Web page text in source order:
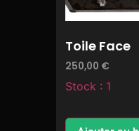
Toile Face
250,00 €
Stock : 1